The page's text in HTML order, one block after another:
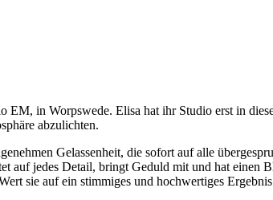
EM, in Worpswede. Elisa hat ihr Studio erst in
abzulichten.
Gelassenheit, die sofort auf alle
auf jedes Detail, bringt Geduld mit und hat
sie auf ein stimmiges und hochwertiges